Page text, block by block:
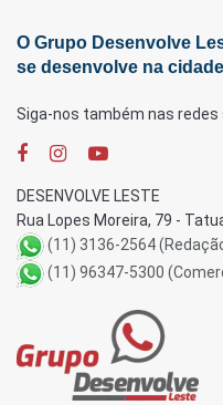
O Grupo Desenvolve
se desenvolve na
Siga-nos também nas redes
DESENVOLVE LESTE
Rua Lopes Moreira, 79 -
(11) 3136-2564
(11) 96347-5300